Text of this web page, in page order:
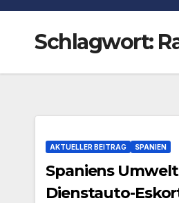
Schlagwort:
AKTUELLER BEITRAG SPANIEN
Spaniens
Dienstauto-